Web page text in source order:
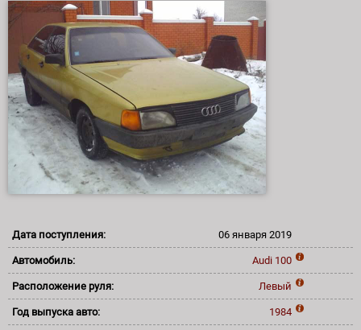
Дата поступления: 06 января 2019
Автомобиль: Audi 100
Расположение руля: Левый
Год выпуска авто: 1984